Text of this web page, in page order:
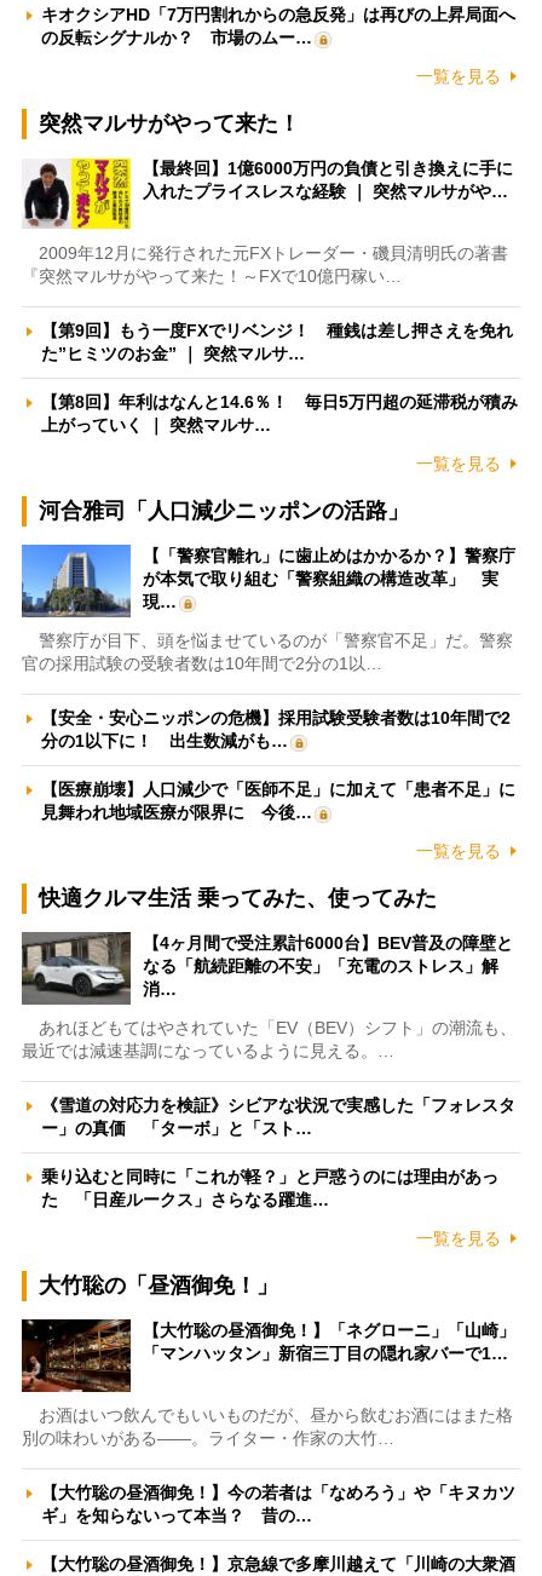
キオクシアHD「7万円割れからの急反発」は再びの上昇局面へ
の反転シグナルか？ 市場のムー…
一覧を見る
突然マルサがやって来た！
【最終回】1億6000万円の負債と引き換えに手に
入れたプライスレスな経験 ｜ 突然マルサがや…
2009年12月に発行された元FXトレーダー・磯貝清明氏の著書
『突然マルサがやって来た！～FXで10億円稼い…
【第9回】もう一度FXでリベンジ！ 種銭は差し押さえを免れ
た”ヒミツのお金” ｜ 突然マルサ…
【第8回】年利はなんと14.6％！ 毎日5万円超の延滞税が積み
上がっていく ｜ 突然マルサ…
一覧を見る
河合雅司「人口減少ニッポンの活路」
【「警察官離れ」に歯止めはかかるか？】警察庁
が本気で取り組む「警察組織の構造改革」 実
現…
警察庁が目下、頭を悩ませているのが「警察官不足」だ。警察
官の採用試験の受験者数は10年間で2分の1以…
【安全・安心ニッポンの危機】採用試験受験者数は10年間で2
分の1以下に！ 出生数減がも…
【医療崩壊】人口減少で「医師不足」に加えて「患者不足」に
見舞われ地域医療が限界に 今後…
一覧を見る
快適クルマ生活 乗ってみた、使ってみた
【4ヶ月間で受注累計6000台】BEV普及の障壁と
なる「航続距離の不安」「充電のストレス」解
消…
あれほどもてはやされていた「EV（BEV）シフト」の潮流も、
最近では減速基調になっているように見える。…
《雪道の対応力を検証》シビアな状況で実感した「フォレスタ
ー」の真価 「ターボ」と「スト…
乗り込むと同時に「これが軽？」と戸惑うのには理由があっ
た 「日産ルークス」さらなる躍進…
一覧を見る
大竹聡の「昼酒御免！」
【大竹聡の昼酒御免！】「ネグローニ」「山崎」
「マンハッタン」新宿三丁目の隠れ家バーで1…
お酒はいつ飲んでもいいものだが、昼から飲むお酒にはまた格
別の味わいがある――。ライター・作家の大竹…
【大竹聡の昼酒御免！】今の若者は「なめろう」や「キヌカツ
ギ」を知らないって本当？ 昔の…
【大竹聡の昼酒御免！】京急線で多摩川越えて「川崎の大衆酒